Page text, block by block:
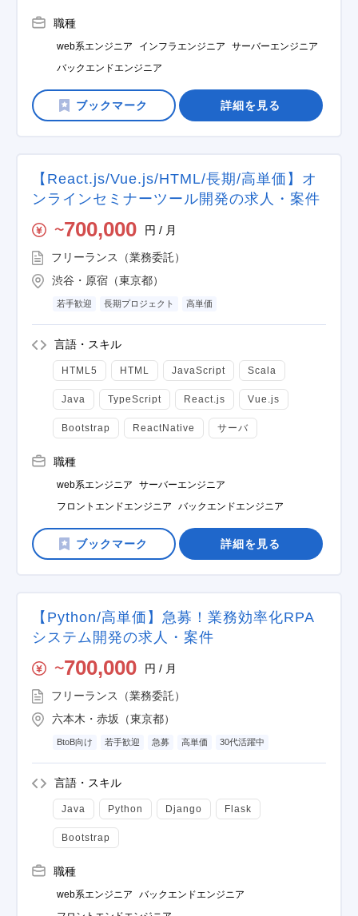
職種
web系エンジニア インフラエンジニア
サーバーエンジニア
バックエンドエンジニア
詳細を見る
【React.js/Vue.js/HTML/長期/高単価】オ
ンラインセミナーツール開発の求人・案件
〜700,000 円 / 月
フリーランス（業務委託）
渋谷・原宿（東京都）
若手歓迎 長期プロジェクト 高単価
言語・スキル
HTML5 HTML JavaScript Scala
Java TypeScript React.js Vue.js
Bootstrap ReactNative サーバ
職種
web系エンジニア
サーバーエンジニア
フロントエンドエンジニア
バックエンドエンジニア
詳細を見る
【Python/高単価】急募！業務効率化RPA
システム開発の求人・案件
〜700,000 円 / 月
フリーランス（業務委託）
六本木・赤坂（東京都）
BtoB向け 若手歓迎 急募 高単価 30代活躍中
言語・スキル
Java Python Django Flask
Bootstrap
職種
web系エンジニア
バックエンドエンジニア